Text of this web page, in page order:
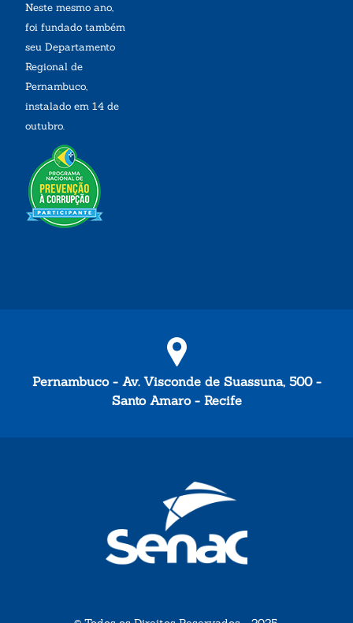
Neste mesmo ano,
foi fundado também
seu Departamento
Regional de
Pernambuco,
instalado em 14 de
outubro.
Pernambuco - Av. Visconde de Suassuna, 500 -
Santo Amaro - Recife